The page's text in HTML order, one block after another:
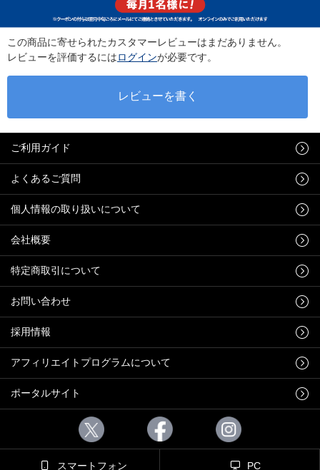
この商品に寄せられたカスタマーレビューはまだありません。
レビューを評価するにはログインが必要です。
ご利用ガイド
よくあるご質問
個人情報の取り扱いについて
会社概要
特定商取引について
お問い合わせ
採用情報
アフィリエイトプログラムについて
ポータルサイト
スマートフォン PC